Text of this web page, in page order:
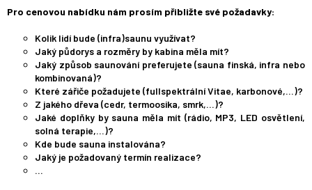
Pro cenovou nabídku nám prosím přibližte své požadavky:
Kolik lidí bude (infra)saunu využívat?
Jaký půdorys a rozměry by kabina měla mít?
Jaký způsob saunování preferujete (sauna finská, infra nebo
kombinovaná)?
Které zářiče požadujete (fullspektrální Vitae, karbonové,…)?
Z jakého dřeva (cedr, termoosika, smrk,…)?
Jaké doplňky by sauna měla mít (rádio, MP3, LED osvětlení,
solná terapie,…)?
Kde bude sauna instalována?
Jaký je požadovaný termín realizace?
…